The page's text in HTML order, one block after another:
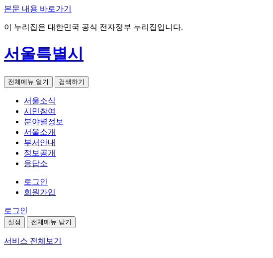
본문 내용 바로가기
이 누리집은 대한민국 공식 전자정부 누리집입니다.
서울특별시
전체메뉴 열기 검색하기
서울소식
시민참여
분야별정보
서울소개
부서안내
정보공개
응답소
로그인
회원가입
로그인
설정 전체메뉴 닫기
서비스 전체보기